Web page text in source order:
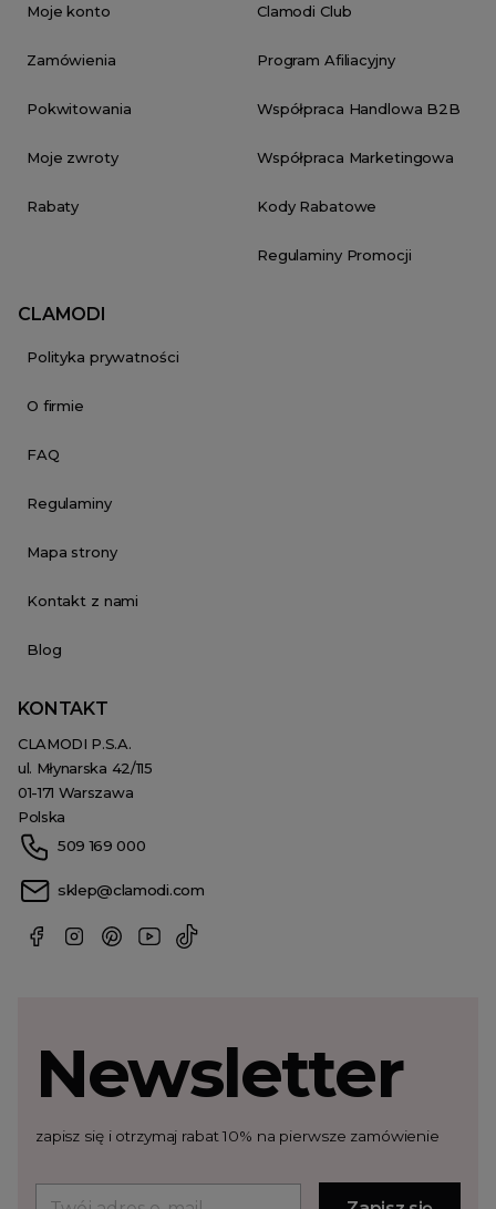
Moje konto
Zamówienia
Pokwitowania
Moje zwroty
Rabaty
Clamodi Club
Program Afiliacyjny
Współpraca Handlowa B2B
Współpraca Marketingowa
Kody Rabatowe
Regulaminy Promocji
CLAMODI
Polityka prywatności
O firmie
FAQ
Regulaminy
Mapa strony
Kontakt z nami
Blog
KONTAKT
CLAMODI P.S.A.
ul. Młynarska 42/115
01-171 Warszawa
Polska
509 169 000
sklep@clamodi.com
Newsletter
zapisz się i otrzymaj rabat 10% na pierwsze zamówienie